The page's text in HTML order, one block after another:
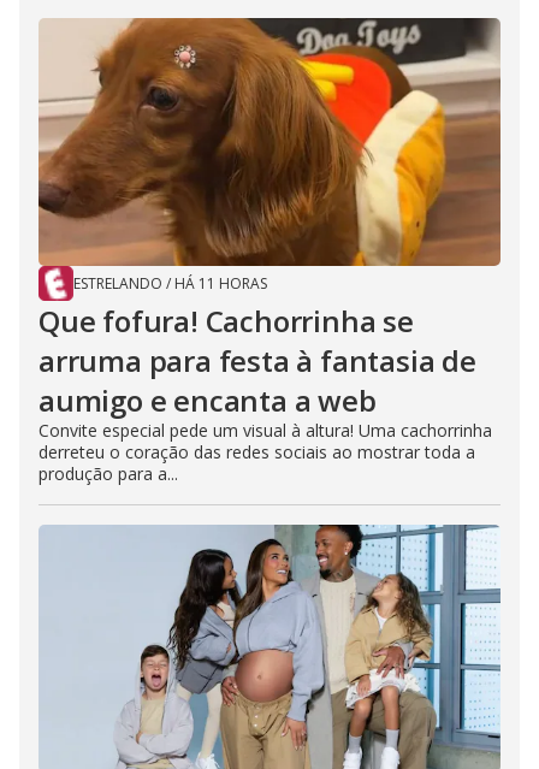
ESTRELANDO / HÁ 11 HORAS
Que fofura! Cachorrinha se
arruma para festa à fantasia de
aumigo e encanta a web
Convite especial pede um visual à altura! Uma cachorrinha
derreteu o coração das redes sociais ao mostrar toda a
produção para a...